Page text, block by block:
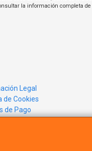
la información completa de
Legal
de Cookies
de Pago